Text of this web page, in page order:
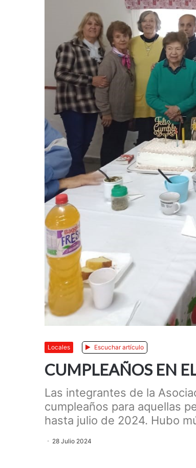
Locales Escuchar artículo
CUMPLEAÑOS EN
Las integrantes de la
cumpleaños para aquellas
hasta julio de 2024. Hubo
28 Julio 2024